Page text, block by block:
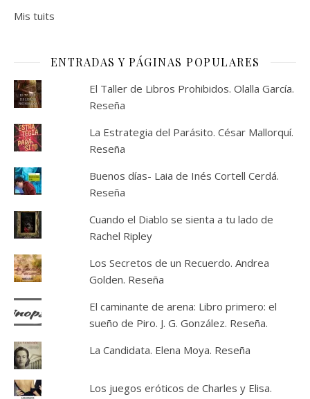
Mis tuits
ENTRADAS Y PÁGINAS POPULARES
El Taller de Libros Prohibidos. Olalla García.
Reseña
La Estrategia del Parásito. César Mallorquí.
Reseña
Buenos días- Laia de Inés Cortell Cerdá.
Reseña
Cuando el Diablo se sienta a tu lado de
Rachel Ripley
Los Secretos de un Recuerdo. Andrea
Golden. Reseña
El caminante de arena: Libro primero: el
sueño de Piro. J. G. González. Reseña.
La Candidata. Elena Moya. Reseña
Los juegos eróticos de Charles y Elisa.